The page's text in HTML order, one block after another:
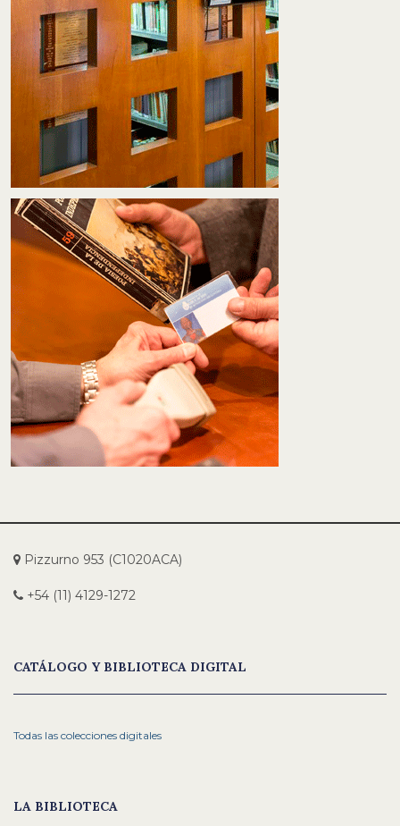
Pizzurno 953 (C1020ACA)
+54 (11) 4129-1272
CATÁLOGO Y BIBLIOTECA DIGITAL
Todas las colecciones digitales
LA BIBLIOTECA